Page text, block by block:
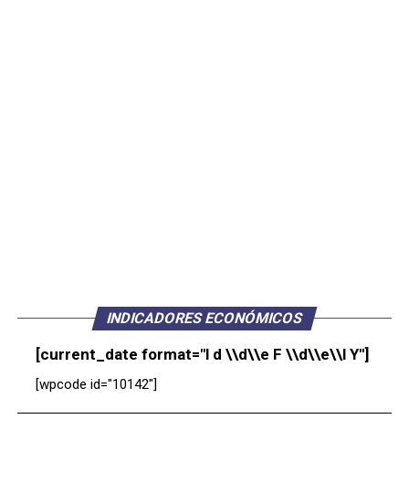
INDICADORES ECONÓMICOS
[current_date format="l d \\d\\e F \\d\\e\\l Y"]
[wpcode id="10142"]